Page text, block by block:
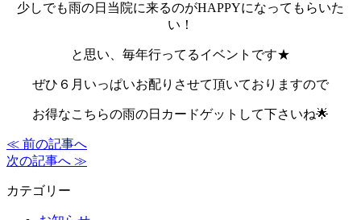
少しでも雨の日当院に来るのがHAPPYになってもらいた
い！
と思い、毎年行ってるイベントです★
ぜひ６月いっぱいお配りさせて頂いておりますので
お得なこちらの雨の日カードゲットして下さいね🌟
≪ 前の記事へ
次の記事へ ≫
カテゴリー